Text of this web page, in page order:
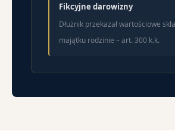
Fikcyjne darowizny
Dłużnik przekazał wartościowe
majątku rodzinie – art. 300 k.k.